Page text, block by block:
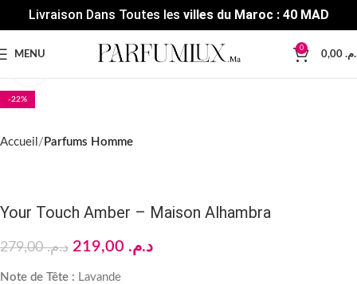
Livraison Dans Toutes les villes du Maroc : 40 MAD
MENU
0
-22%
Accueil Parfums Homme
Your Touch Amber – Maison Alhambra
د.م.279,00 د.م.
Note de Tête : Lavande